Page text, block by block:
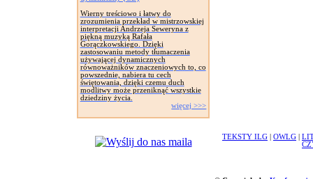
Wierny treściowo i łatwy do
zrozumienia przekład w mistrzowskiej
interpretacji Andrzeja Seweryna z
piękną muzyką Rafała
Gorączkowskiego. Dzięki
zastosowaniu metody tłumaczenia
używającej dynamicznych
równoważników znaczeniowych to, co
powszednie, nabiera tu cech
świętowania, dzięki czemu duch
modlitwy może przeniknąć wszystkie
dziedziny życia.
więcej >>>
TEKSTY ILG OWLG